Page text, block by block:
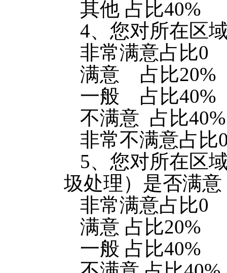
其他 占比40%
4、您对所在区
非常满意占比0
满意 占比20%
一般 占比40%
不满意 占比40%
非常不满意占比
5、您对所在区
圾处理）是否满意
非常满意占比0
满意 占比20%
一般 占比40%